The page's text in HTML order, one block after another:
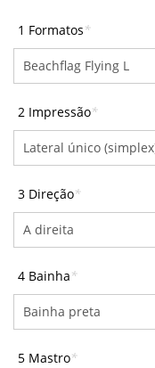
1 Formatos*
2 Impressão*
3 Direção*
4 Bainha*
5 Mastro*